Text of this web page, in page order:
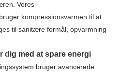
Vores
kompressionsvarmen til at
til sanitære formål, opvarmning
med at spare energi
bruger avancerede